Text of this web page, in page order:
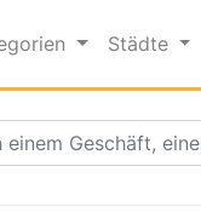
Städte